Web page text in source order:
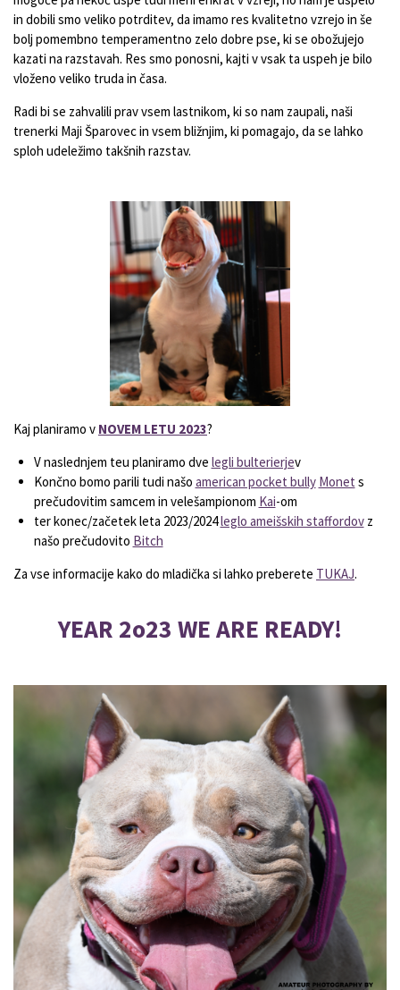
in dobili smo veliko potrditev, da imamo res kvalitetno vzrejo in še
bolj pomembno temperamentno zelo dobre pse, ki se obožujejo
kazati na razstavah. Res smo ponosni, kajti v vsak ta uspeh je bilo
vloženo veliko truda in časa.
Radi bi se zahvalili prav vsem lastnikom, ki so nam zaupali, naši
trenerki Maji Šparovec in vsem bližnjim, ki pomagajo, da se lahko
sploh udeležimo takšnih razstav.
Kaj planiramo v NOVEM LETU 2023?
V naslednjem teu planiramo dve legli bulterierjev
Končno bomo parili tudi našo american pocket bully Monet s
prečudovitim samcem in velešampionom Kai-om
ter konec/začetek leta 2023/2024leglo ameišskih staffordovz
našo prečudovito Bitch
Za vse informacije kako do mladička si lahko preberete TUKAJ.
YEAR 2o23 WE ARE READY!